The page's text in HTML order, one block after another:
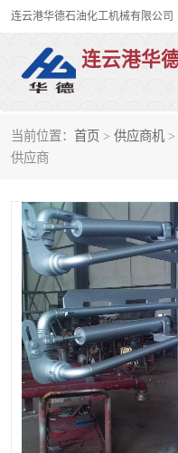
当前位置： 首页 > 供应商机 >
供应商
陆用流体装卸臂
液氨鹤管
LNG鹤管
平台栈桥
装车鹤管
紧急脱离干式接头
汽车鹤管